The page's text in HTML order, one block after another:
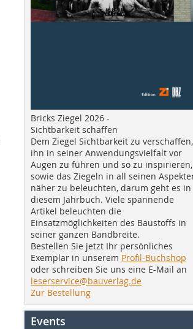
Bricks Ziegel 2026 -
Sichtbarkeit schaffen
Dem Ziegel Sichtbarkeit zu verschaffen,
ihn in seiner Anwendungsvielfalt vor
Augen zu führen und so zu inspirieren,
sowie das Ziegeln in all seinen
näher zu beleuchten, darum geht es in
diesem Jahrbuch. Viele spannende
Artikel beleuchten die
Einsatzmöglichkeiten des Baustoffs in
seiner ganzen Bandbreite.
Bestellen Sie jetzt Ihr persönliches
Exemplar in unserem Profil-Buchshop
oder schreiben Sie uns eine E-Mail an
leserservice@bauverlag.de
Zur Bestellung
Events